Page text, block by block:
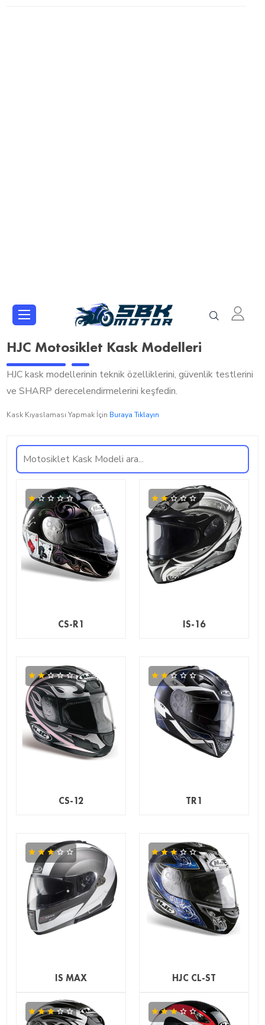
HJC Motosiklet Kask Modelleri
HJC kask modellerinin teknik özelliklerini, güvenlik testlerini
ve SHARP derecelendirmelerini keşfedin.
Kask Kıyaslaması Yapmak İçin Buraya Tıklayın
CS-R1 IS-16
CS-12 TR1
IS MAX HJC CL-ST